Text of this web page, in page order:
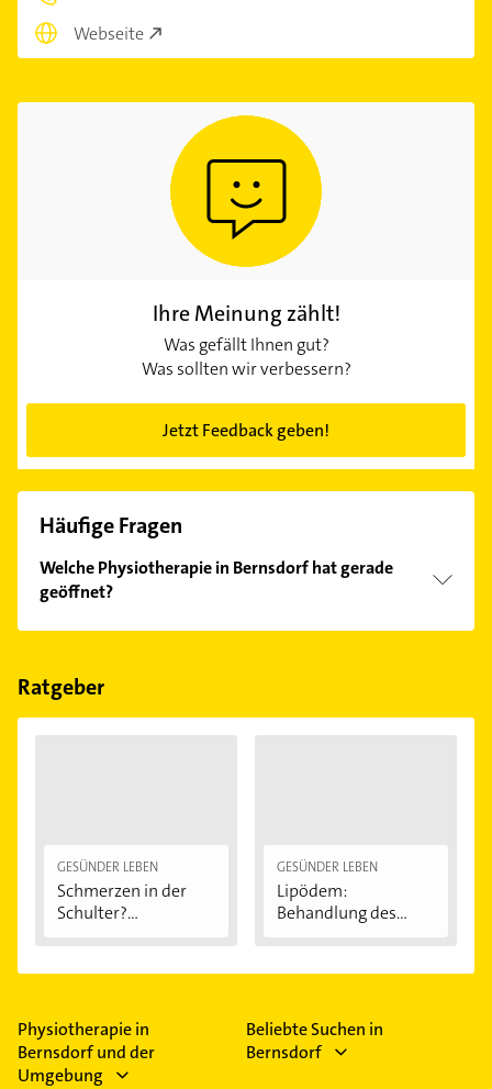
Webseite
Ihre Meinung zählt!
Was gefällt Ihnen gut?
Was sollten wir verbessern?
Jetzt Feedback geben!
Häufige Fragen
Welche Physiotherapie in Bernsdorf hat gerade
geöffnet?
Im Anbieter-Bereich finden Sie alleÖffnungszeiten.
Feiertagen abweichen können.
Ratgeber
GESÜNDER LEBEN
Schmerzen in der
Schulter?
GESÜNDER LEBEN
Lipödem:
Behandlung des
Physiotherapie in
Bernsdorf und der
Umgebung
Beliebte Suchen in
Bernsdorf